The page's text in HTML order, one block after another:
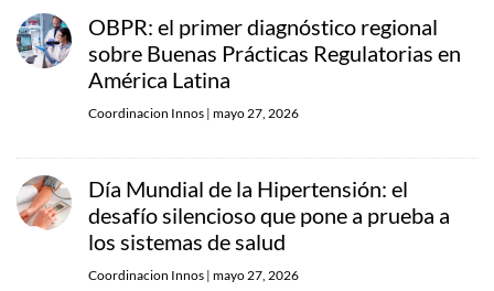
OBPR: el primer diagnóstico regional
sobre Buenas Prácticas Regulatorias en
América Latina
Coordinacion Innos | mayo 27, 2026
Día Mundial de la Hipertensión: el
desafío silencioso que pone a prueba a
los sistemas de salud
Coordinacion Innos | mayo 27, 2026